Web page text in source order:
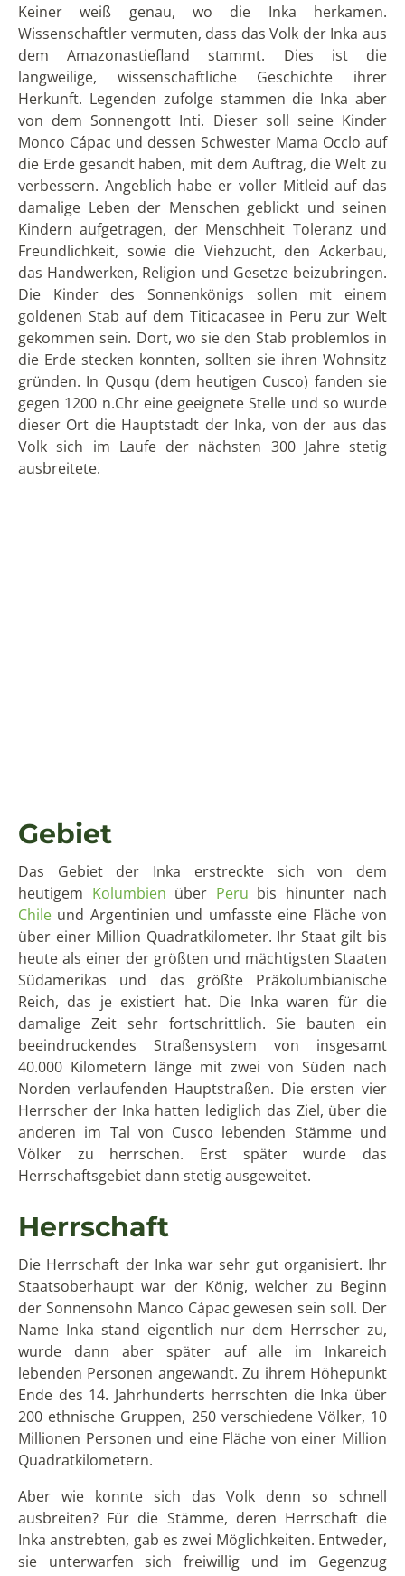
Keiner weiß genau, wo die Inka herkamen.
Wissenschaftler vermuten, dass das Volk der Inka aus
dem Amazonastiefland stammt. Dies ist die
langweilige, wissenschaftliche Geschichte ihrer
Herkunft. Legenden zufolge stammen die Inka aber
von dem Sonnengott Inti. Dieser soll seine Kinder
Monco Cápac und dessen Schwester Mama Occlo auf
die Erde gesandt haben, mit dem Auftrag, die Welt zu
verbessern. Angeblich habe er voller Mitleid auf das
damalige Leben der Menschen geblickt und seinen
Kindern aufgetragen, der Menschheit Toleranz und
Freundlichkeit, sowie die Viehzucht, den Ackerbau,
das Handwerken, Religion und Gesetze beizubringen.
Die Kinder des Sonnenkönigs sollen mit einem
goldenen Stab auf dem Titicacasee in Peru zur Welt
gekommen sein. Dort, wo sie den Stab problemlos in
die Erde stecken konnten, sollten sie ihren Wohnsitz
gründen. In Qusqu (dem heutigen Cusco) fanden sie
gegen 1200 n.Chr eine geeignete Stelle und so wurde
dieser Ort die Hauptstadt der Inka, von der aus das
Volk sich im Laufe der nächsten 300 Jahre stetig
ausbreitete.
Norden verlaufenden Hauptstraßen. Die ersten vier
Herrscher der Inka hatten lediglich das Ziel, über die
anderen im Tal von Cusco lebenden Stämme und
Völker zu herrschen. Erst später wurde das
Herrschaftsgebiet dann stetig ausgeweitet.
Herrschaft
Die Herrschaft der Inka war sehr gut organisiert. Ihr
Staatsoberhaupt war der König, welcher zu Beginn
der Sonnensohn Manco Cápac gewesen sein soll. Der
Name Inka stand eigentlich nur dem Herrscher zu,
wurde dann aber später auf alle im Inkareich
lebenden Personen angewandt. Zu ihrem Höhepunkt
Ende des 14. Jahrhunderts herrschten die Inka über
200 ethnische Gruppen, 250 verschiedene Völker, 10
Millionen Personen und eine Fläche von einer Million
Quadratkilometern.
Aber wie konnte sich das Volk denn so schnell
Inka anstrebten, gab es zwei Möglichkeiten. Entweder,
sie unterwarfen sich freiwillig und im Gegenzug
wurden Ihnen verschiedene Vorteile gewährt, oder es
kam zu einem Krieg, den die Inka meistens gewannen.
Wenn ein Herrscher starb, kam dessen Sohn auf den
Thron und erbte all die Macht des Vaters. Was er
allerdings nicht erbte, waren die Gebiete, diese
gehörten nach wie vor dem vorherigen Herrscher,
beziehungsweise dessen Mumie. Er musste dann also
seine eigenen Gebiete erobern.
Die Herrscher wurden als göttliches Wesen
angesehen und waren die Mittler zwischen den
Menschen und den Göttern. Jeder Herrscher trug
seine Kleidungsstücke nur ein einziges mal, danach